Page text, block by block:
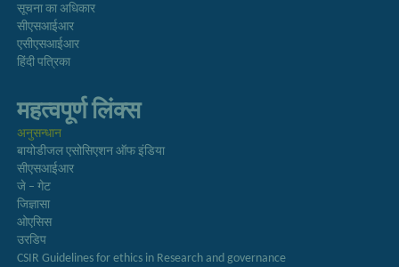
सूचना का अधिकार
सीएसआईआर
एसीएसआईआर
हिंदी पत्रिका
महत्वपूर्ण लिंक्स
अनुसन्धान
बायोडीजल एसोसिएशन ऑफ इंडिया
सीएसआईआर
जे – गेट
जिज्ञासा
ओएसिस
उरडिप
CSIR Guidelines for ethics in Research and governance